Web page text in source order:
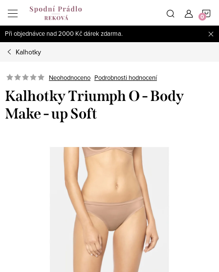
obsah
Při objednávce nad 2000 Kč dárek zdarma.
Kalhotky
Neohodnoceno Podrobnosti hodnocení
Kalhotky Triumph O - Body
Make - up Soft